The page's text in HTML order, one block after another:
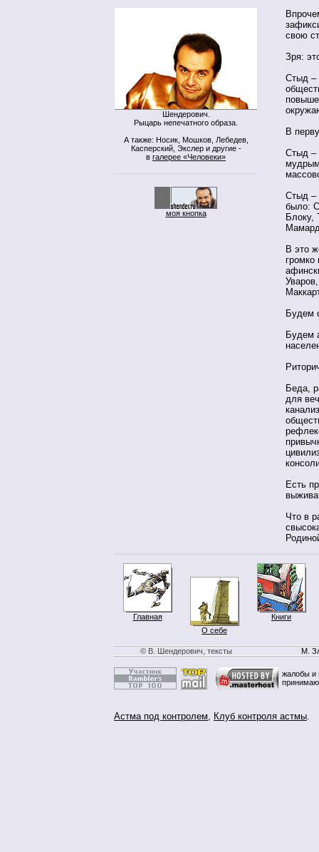
Шендерович.
Рыцарь непечатного образа.
А также: Носик, Мошков, Лебедев,
Касперский, Экслер и другие -
в галерее «Человеки»
моя кнопка
свою
Зря:
Стыд –
В
Стыд –
Стыд –
было:
Блоку,
В это
громко
Будем
Будем
Беда,
для
Есть
Что в
Главная
О себе
Книги
© В. Шендерович, тексты М.
жалобы и
Астма под контролем, Клуб контроля астмы.